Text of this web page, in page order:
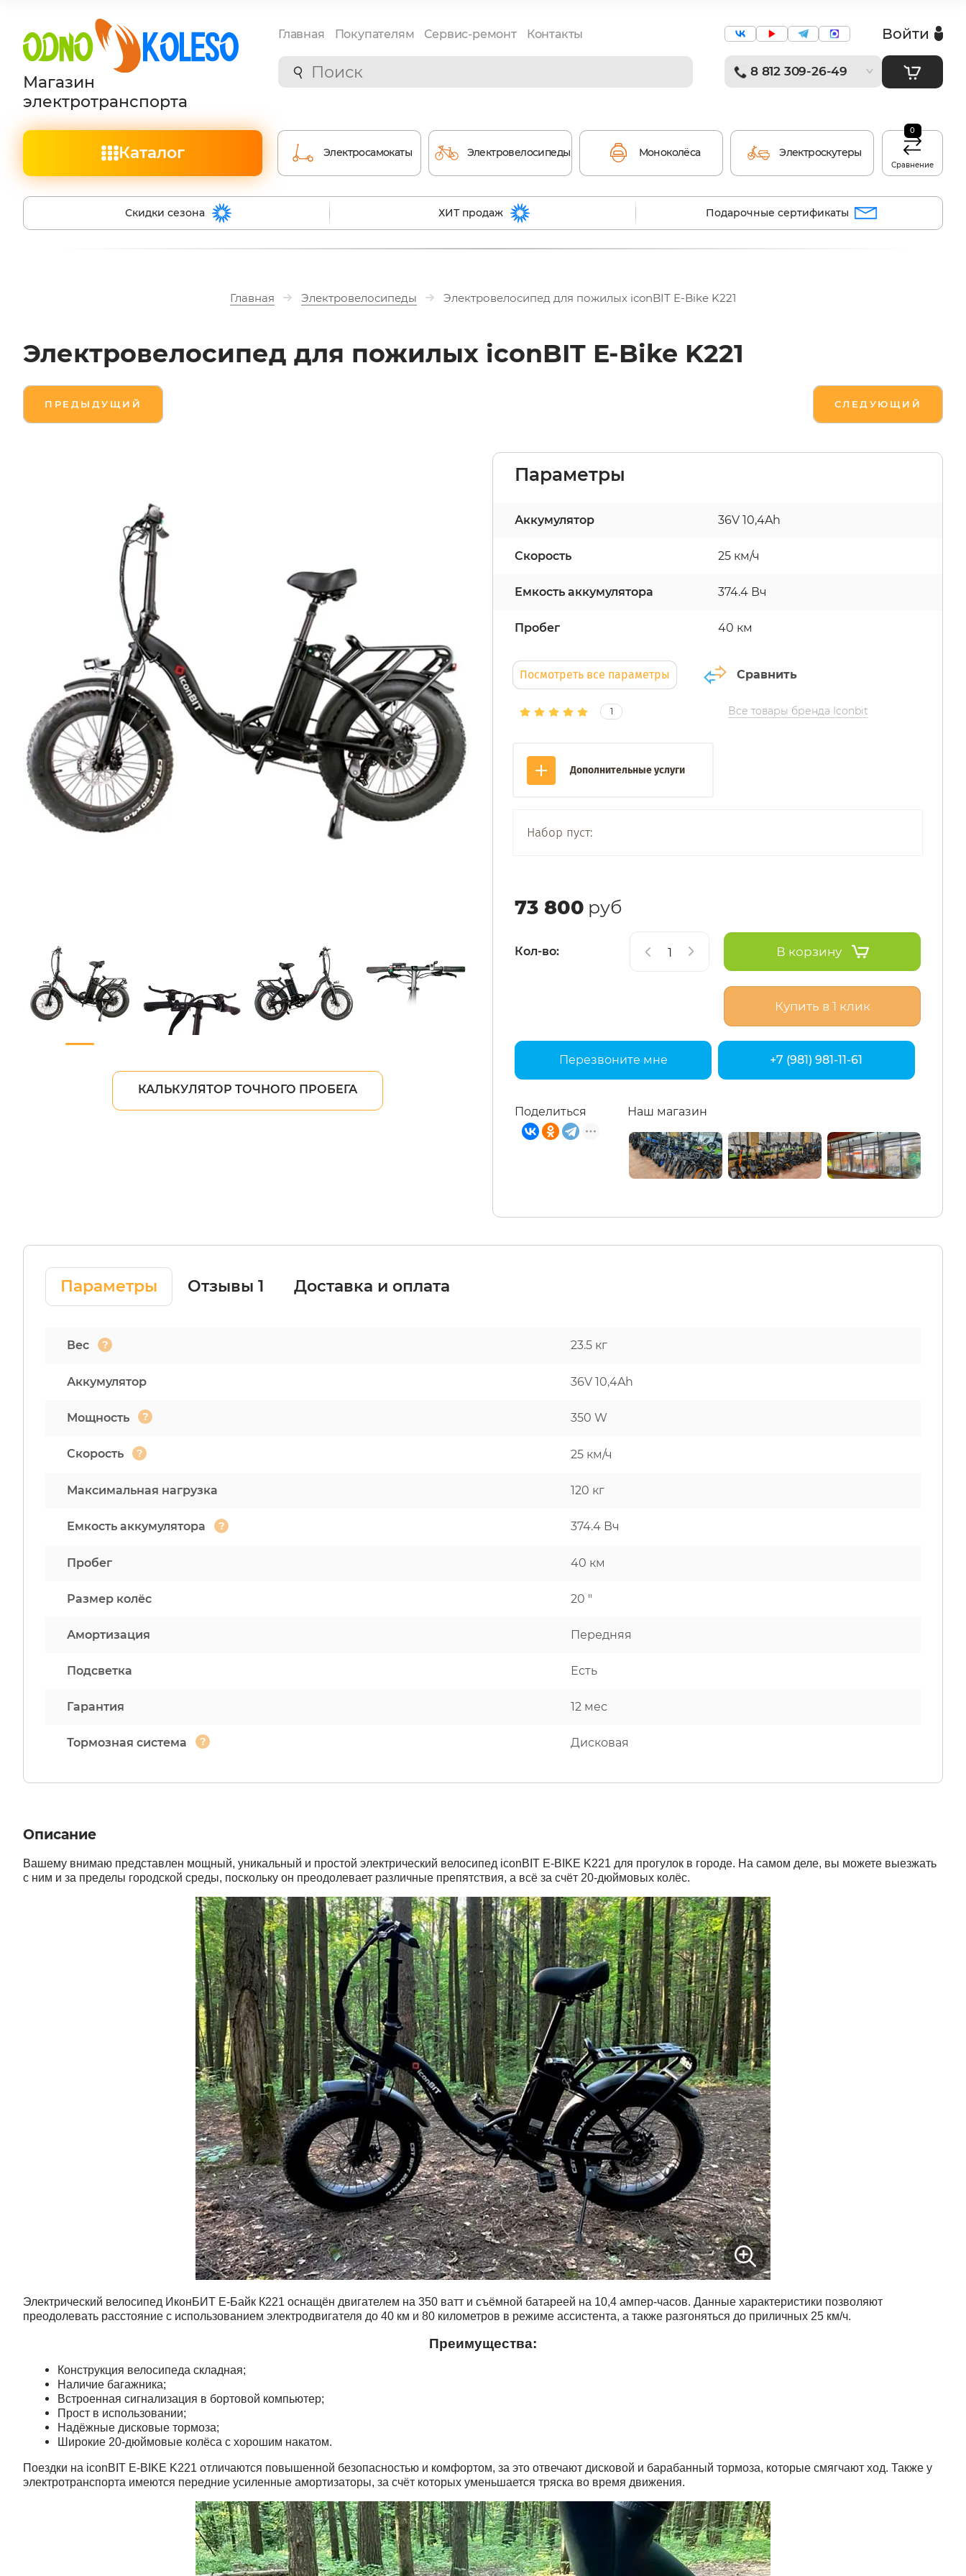
Магазин
электротранспорта
Главная Покупателям Сервис-ремонт Контакты Войти
8 812 309-26-49
Каталог Электросамокаты Электровелосипеды Моноколёса Электроскутеры
Сравнение
0
Скидки сезона ХИТ продаж Подарочные сертификаты
Главная Электровелосипеды Электровелосипед для пожилых iconBIT E-Bike K221
Электровелосипед для пожилых iconBIT E-Bike K221
ПРЕДЫДУЩИЙ СЛЕДУЮЩИЙ
КАЛЬКУЛЯТОР ТОЧНОГО ПРОБЕГА
Параметры
Аккумулятор 36V 10,4Ah
Скорость 25 км/ч
Емкость аккумулятора 374.4 Вч
Пробег 40 км
Посмотреть все параметры Сравнить
1 Все товары бренда Iconbit
Дополнительные услуги
Набор пуст:
73 800 руб
Кол-во: В корзину
Купить в 1 клик
Перезвоните мне +7 (981) 981-11-61
Поделиться Наш магазин
Параметры Отзывы 1 Доставка и оплата
Вес ? 23.5 кг
Аккумулятор 36V 10,4Ah
Мощность ? 350 W
Скорость ? 25 км/ч
Максимальная нагрузка 120 кг
Емкость аккумулятора ? 374.4 Вч
Пробег 40 км
Размер колёс 20 "
Амортизация Передняя
Подсветка Есть
Гарантия 12 мес
Тормозная система ? Дисковая
Описание
Вашему внимаю представлен мощный, уникальный и простой электрический велосипед iconBIT E-BIKE K221 для прогулок в городе. На самом деле, вы можете выезжать
с ним и за пределы городской среды, поскольку он преодолевает различные препятствия, а всё за счёт 20-дюймовых колёс.
Электрический велосипед ИконБИТ Е-Байк К221 оснащён двигателем на 350 ватт и съёмной батареей на 10,4 ампер-часов. Данные характеристики позволяют
преодолевать расстояние с использованием электродвигателя до 40 км и 80 километров в режиме ассистента, а также разгоняться до приличных 25 км/ч.
Преимущества:
Конструкция велосипеда складная;
Наличие багажника;
Встроенная сигнализация в бортовой компьютер;
Прост в использовании;
Надёжные дисковые тормоза;
Широкие 20-дюймовые колёса с хорошим накатом.
Поездки на iconBIT E-BIKE K221 отличаются повышенной безопасностью и комфортом, за это отвечают дисковой и барабанный тормоза, которые смягчают ход. Также у
электротранспорта имеются передние усиленные амортизаторы, за счёт которых уменьшается тряска во время движения.